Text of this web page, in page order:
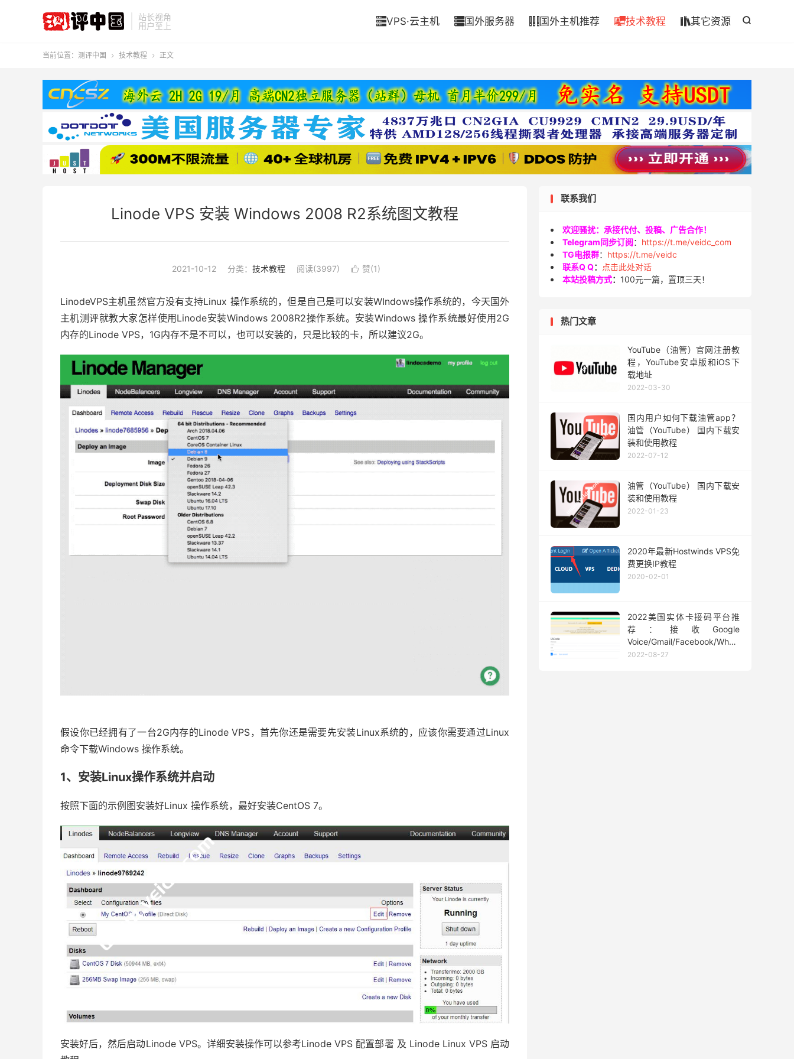
站长视角
用户至上

VPS·云主机 国外服务器  国外主机推荐 技术教程 其它资源
当前位置： 测评中国  技术教程  正文
Linode VPS 安装 Windows 2008 R2系统图文教程
2021-10-12 分类： 技术教程 阅读(3997)  赞(1)
LinodeVPS主机虽然官方没有支持Linux 操作系统的，但是自己是可以安装WIndows操作系统的，今天国外
主机测评就教大家怎样使用Linode安装Windows 2008R2操作系统。安装Windows 操作系统最好使用2G
内存的Linode VPS，1G内存不是不可以，也可以安装的，只是比较的卡，所以建议2G。
假设你已经拥有了一台2G内存的Linode VPS，首先你还是需要先安装Linux系统的，应该你需要通过Linux
命令下载Windows 操作系统。
1、安装Linux操作系统并启动
按照下面的示例图安装好Linux 操作系统，最好安装CentOS 7。
安装好后，然后启动Linode VPS。详细安装操作可以参考Linode VPS 配置部署 及 Linode Linux VPS 启动
联系我们
欢迎骚扰：承接代付、投稿、广告合作！
Telegram同步订阅： https://t.me/veidc_com
TG电报群： https://t.me/veidc
联系Q Q：
点击此处对话
本站投稿方式： 100元一篇，置顶三天！
热门文章
YouTube（油管）官网注册教
程，YouTube安卓版和iOS下
载地址
2022-03-30
国内用户如何下载油管app？
油管（YouTube） 国内下载安
装和使用教程
2022-07-12
油管（YouTube） 国内下载安
装和使用教程
2022-01-23
2020年最新Hostwinds VPS免
费更换IP教程
2020-02-01
2022美国实体卡接码平台推
荐：接收Google
Voice/Gmail/Facebook/Whatsapp
等短信验证码
2022-08-27